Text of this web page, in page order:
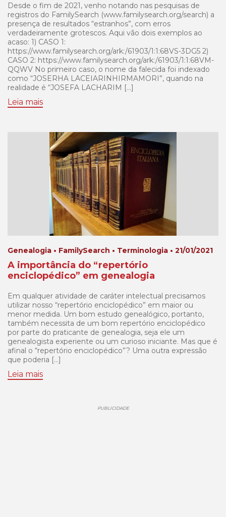
Desde o fim de 2021, venho notando nas pesquisas de
registros do FamilySearch (www.familysearch.org/search) a
presença de resultados “estranhos”, com erros
verdadeiramente grotescos. Aqui vão dois exemplos ao
acaso: 1) CASO 1:
https://www.familysearch.org/ark:/61903/1:1:68VS-3DG5 2)
CASO 2: https://www.familysearch.org/ark:/61903/1:1:68VM-
QQWV No primeiro caso, o nome da falecida foi indexado
como “JOSERHA LACEIARINHIRMAMORI”, quando na
realidade é “JOSEFA LACHARIM […]
Leia mais
Genealogia • FamilySearch • Terminologia • 21/01/2021
A importância do “repertório
enciclopédico” em genealogia
Em qualquer atividade de caráter intelectual precisamos
utilizar nosso “repertório enciclopédico” em maior ou
menor medida. Um bom estudo genealógico, portanto,
também necessita de um bom repertório enciclopédico
por parte do praticante de genealogia, seja ele um
genealogista experiente ou um curioso iniciante. Mas que é
afinal o “repertório enciclopédico”? Uma outra expressão
que poderia […]
Leia mais
PUBLICIDADE